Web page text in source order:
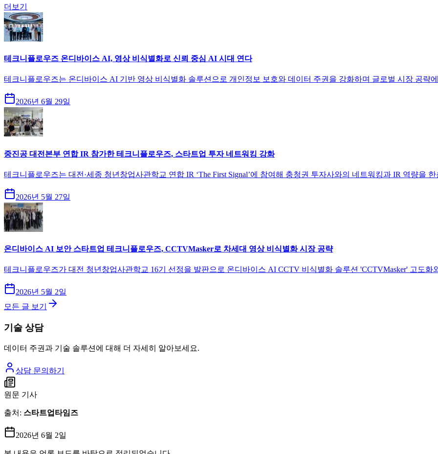
더보기
테크니플로우즈 온디바이스 AI, 영상 비식별화로 신뢰 중심 AI 시대 연다
테크니플로우즈는 온디바이스 AI 기반 영상 비식별화 솔루션으로 개인정보 보호와 데이터 주권을 강화하며 글로벌 시장 공략
2026년 6월 29일
중진공 대전본부 연합 IR 참가한 테크니플로우즈, 스타트업 투자 네트워킹 강화
테크니플로우즈는 대전·세종 청년창업사관학교 연합 IR ‘The First Signal’에 참여해 충청권 투자사와의 네트워킹과 IR 역량을
2026년 5월 27일
온디바이스 AI 보안 스타트업 테크니플로우즈, CCTVMasker로 차세대 영상 비식별화 시장 공략
테크니플로우즈가 대전 청년창업사관학교 16기 선정을 발판으로 온디바이스 AI CCTV 비식별화 솔루션 'CCTVMasker' 고도화
2026년 5월 2일
모든 글 보기
기술 상담
데이터 주권과 기술 솔루션에 대해 더 자세히 알아보세요.
상담 문의하기
원문 기사
출처: 스타트업타임즈
2026년 6월 2일